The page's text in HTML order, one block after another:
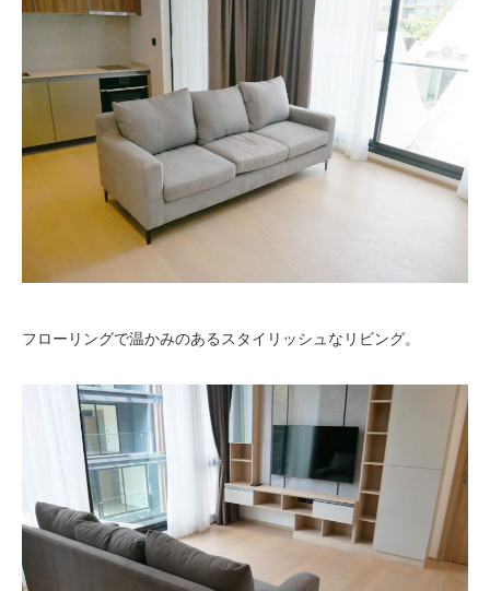
フローリングで温かみのあるスタイリッシュなリビング。